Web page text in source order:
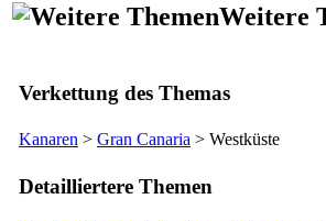
Weitere
Verkettung des Themas
Kanaren > Gran Canaria > Westküste
Detailliertere Themen